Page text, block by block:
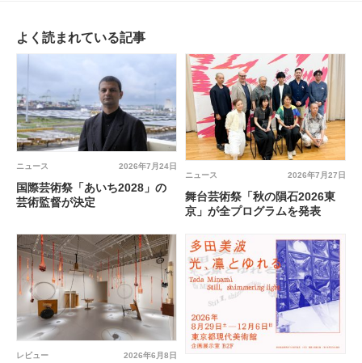
よく読まれている記事
2026年7月24日
ニュース
国際芸術祭「あいち2028」の
芸術監督が決定
2026年7月27日
ニュース
舞台芸術祭「秋の隕石2026東
京」が全プログラムを発表
2026年6月8日
レビュー